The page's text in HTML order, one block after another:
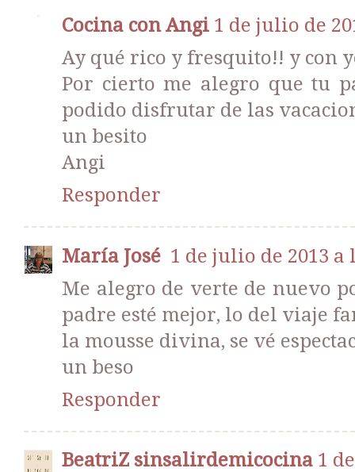
Cocina con Angi 1 de julio de
Ay qué rico y fresquito!! y con
Por cierto me alegro que tu
podido disfrutar de las
un besito
Angi
Responder
María José 1 de julio de 2013 a
Me alegro de verte de nuevo
padre esté mejor, lo del viaje
la mousse divina, se vé
un beso
Responder
BeatriZ sinsalirdemicocina 1